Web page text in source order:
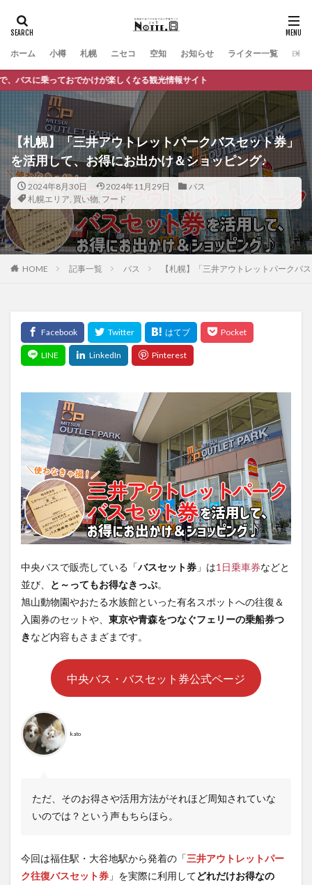
ホーム 小樽 札幌 ニセコ 空知 お知らせ ライター一覧
イト
【札幌】「三井アウトレットパークバスセット券」
を活用して、お得にお出かけ＆ショッピング♪
2024年8月30日 2024年11月29日
バス
札幌エリア, 買い物, フード
HOME 記事一覧 バス 【札幌】「三井アウトレットパークバ
中央バスで販売している「バスセット券 」は1日乗車券などと
並び、
と～ってもお得なきっぷ。
旭山動物園やおたる水族館といった有名スポットへの往復＆
入園券のセットや、 東京や青森をつなぐフェリーの乗船券つ
きなど内容もさまざまです。
中央バス・バスセット券公式ページ
kato
ただ、そのお得さや活用方法がそれほど周知されていな
いのでは？という声もちらほら。
今回は福住駅・大谷地駅から発着の「三井アウトレットパー
ク往復バスセット券 」を実際に利用してどれだけお得なの